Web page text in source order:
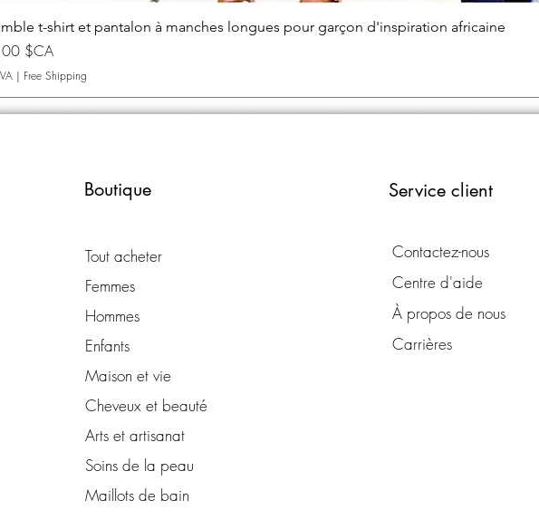
Aperçu rapide
t-shirt et pantalon à manches longues pour garçon d'inspiration africaine
$CA
| Free Shipping
Boutique
Tout acheter
Femmes
Hommes
Enfants
Maison et vie
Cheveux et beauté
Arts et artisanat
Soins de la peau
Maillots de bain
Service client
Contactez-nous
Centre d'aide
À propos de nous
Carrières